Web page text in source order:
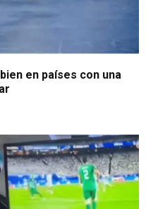
en países con una